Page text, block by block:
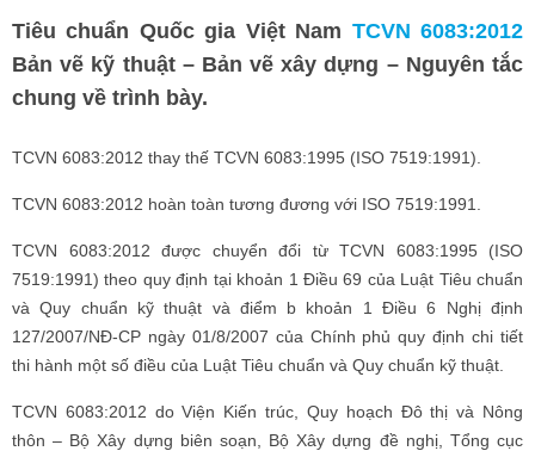
Tiêu chuẩn Quốc gia Việt Nam TCVN 6083:2012
Bản vẽ kỹ thuật – Bản vẽ xây dựng – Nguyên tắc
chung về trình bày.
TCVN 6083:2012 thay thế TCVN 6083:1995 (ISO 7519:1991).
TCVN 6083:2012 hoàn toàn tương đương với ISO 7519:1991.
TCVN 6083:2012 được chuyển đổi từ TCVN 6083:1995 (ISO
7519:1991) theo quy định tại khoản 1 Điều 69 của Luật Tiêu chuẩn
và Quy chuẩn kỹ thuật và điểm b khoản 1 Điều 6 Nghị định
127/2007/NĐ-CP ngày 01/8/2007 của Chính phủ quy định chi tiết
thi hành một số điều của Luật Tiêu chuẩn và Quy chuẩn kỹ thuật.
TCVN 6083:2012 do Viện Kiến trúc, Quy hoạch Đô thị và Nông
thôn – Bộ Xây dựng biên soạn, Bộ Xây dựng đề nghị, Tổng cục